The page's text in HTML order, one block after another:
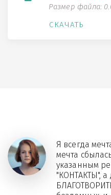
Размер файла:
СКАЧАТЬ
Я всегда
мечта
указанным
"КОНТАКТЫ", а